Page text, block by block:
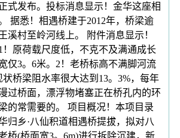
式发布。投标消息显示！金华这座相
据悉！相遇桥建于2012年，桥梁逾
溪村至岭河线上。 附件消息显示！
！原荷载尺度低，不克不及满通成长
仅3。6米。2！老桥标高不满脚河流
桥梁阻水率很大达到13。3%，每年
过桥面，漂浮物堵塞正在桥孔内的环
的常需要的。 项目概况！本项目录
归乡·八仙积道相遇桥提拔，拟对八
桥(桥面宽3。6m)进行拆除沉建，新